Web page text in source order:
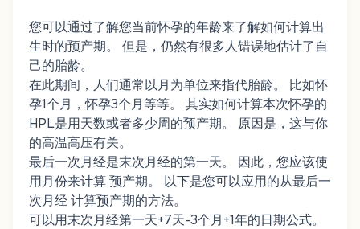
您可以通过了解您当前怀孕的年龄来了解如何计算出
生时的预产期。 但是，仍然有很多人错误地估计了自
己的胎龄。
在此期间，人们通常以月为单位来指代胎龄。 比如怀
孕1个月，怀孕3个月等等。 其实如何计算本次怀孕的
HPL是用天数或者多少周的预产期。 原因是，这与你
的高温高压有关。
最后一次月经是末次月经的第一天。 因此，您应该使
用月份来计算 预产期。 以下是您可以应用的从最后一
次月经 计算预产期的方法。
可以用末次月经第一天+7天-3个月+1年的日期公式。